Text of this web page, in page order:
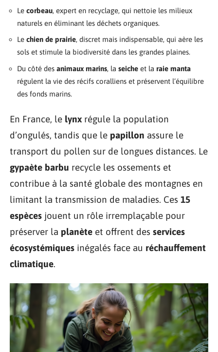
Le corbeau, expert en recyclage, qui nettoie les milieux
naturels en éliminant les déchets organiques.
Le chien de prairie, discret mais indispensable, qui aère les
sols et stimule la biodiversité dans les grandes plaines.
Du côté des animaux marins, la seiche et la raie manta
régulent la vie des récifs coralliens et préservent l’équilibre
des fonds marins.
En France, le lynx régule la population
d’ongulés, tandis que le papillon assure le
transport du pollen sur de longues distances. Le
gypaète barbu recycle les ossements et
contribue à la santé globale des montagnes en
limitant la transmission de maladies. Ces 15
espèces jouent un rôle irremplaçable pour
préserver la planète et offrent des services
écosystémiques inégalés face au réchauffement
climatique.